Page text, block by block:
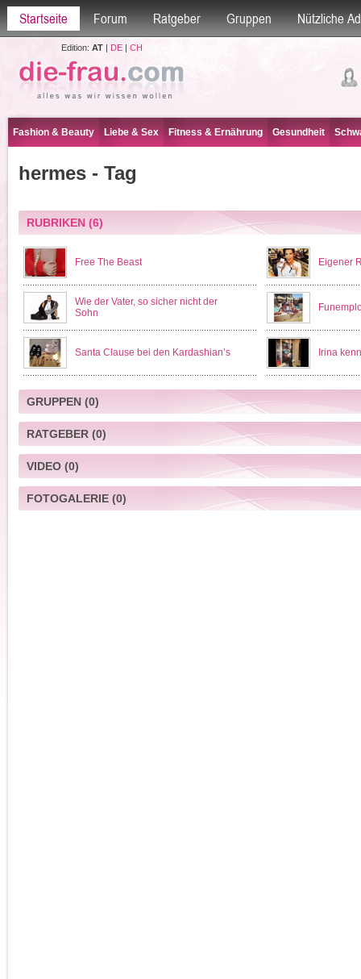
Startseite Forum Ratgeber Gruppen Nützliche
Edition: AT| DE| CH
Fashion & Beauty Liebe & Sex Fitness & Ernährung Gesundheit
hermes - Tag
RUBRIKEN(6)
Free The Beast Eigener
Wie der Vater, so sicher nicht der
Sohn
Santa Clause bei den Kardashian’s Irina
GRUPPEN(0)
RATGEBER(0)
VIDEO(0)
FOTOGALERIE(0)